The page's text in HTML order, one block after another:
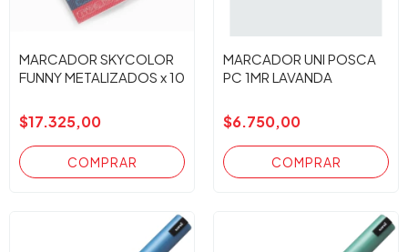
MARCADOR SKYCOLOR
FUNNY METALIZADOS x 10
$17.325,00
MARCADOR UNI POSCA
PC 1MR LAVANDA
$6.750,00